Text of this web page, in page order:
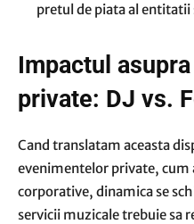
pretul de piata al entitatii
Impactul
private: DJ vs.
Cand translatam aceasta
evenimentelor private, cum
corporative, dinamica se
servicii muzicale trebuie sa